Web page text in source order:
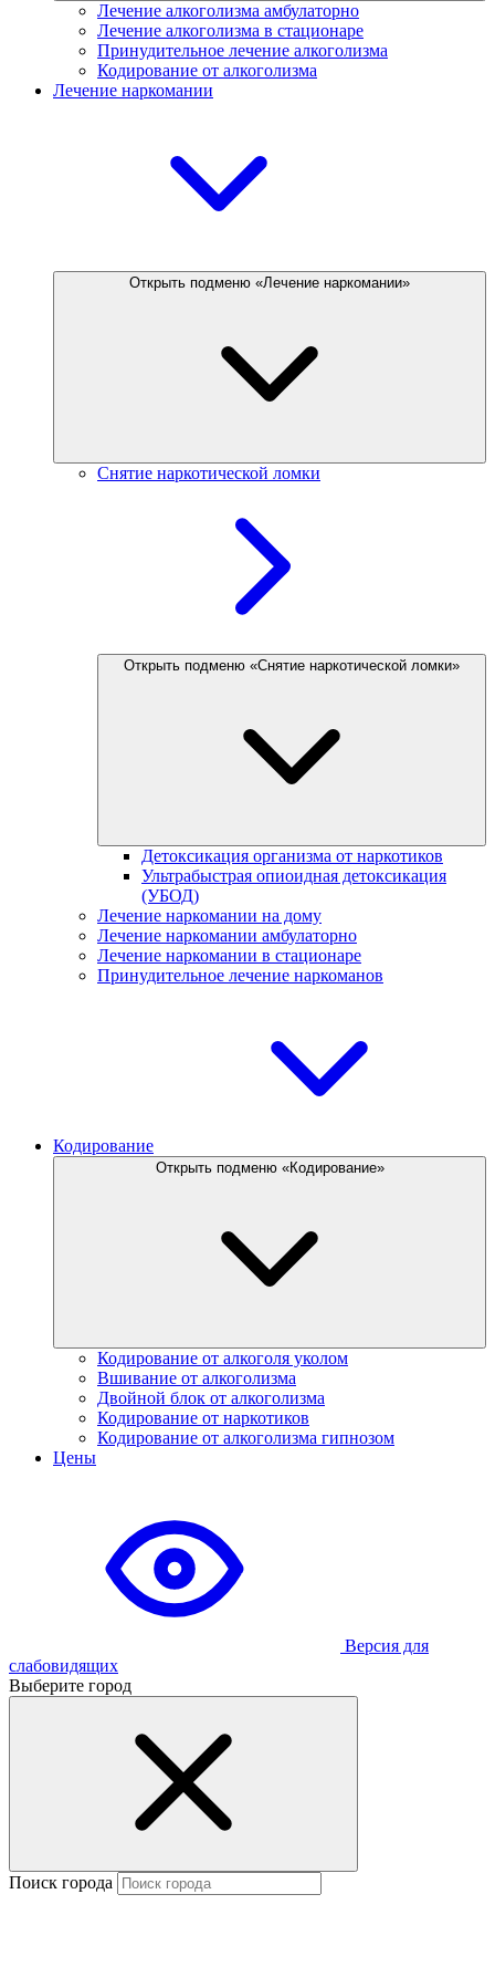
Лечение алкоголизма амбулаторно
Лечение алкоголизма в стационаре
Принудительное лечение алкоголизма
Кодирование от алкоголизма
Лечение наркомании
Открыть подменю «Лечение наркомании»
Снятие наркотической ломки
Открыть подменю «Снятие наркотической ломки»
Детоксикация организма от наркотиков
Ультрабыстрая опиоидная детоксикация
(УБОД)
Лечение наркомании на дому
Лечение наркомании амбулаторно
Лечение наркомании в стационаре
Принудительное лечение наркоманов
Кодирование
Открыть подменю «Кодирование»
Кодирование от алкоголя уколом
Вшивание от алкоголизма
Двойной блок от алкоголизма
Кодирование от наркотиков
Кодирование от алкоголизма гипнозом
Цены
Версия для
слабовидящих
Выберите город
Поиск города